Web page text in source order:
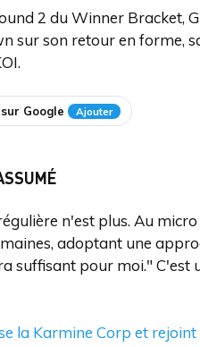
2 du Winner Bracket,
sur son retour en forme,
Google Ajouter
n'est plus. Au micro
adoptant une
suffisant pour moi."
la Karmine Corp et